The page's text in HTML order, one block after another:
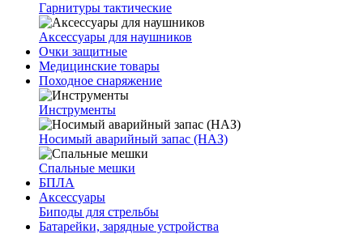
Гарнитуры тактические
Аксессуары для наушников
Очки защитные
Медицинские товары
Походное снаряжение
Инструменты
Носимый аварийный запас (НАЗ)
Спальные мешки
БПЛА
Аксессуары
Биподы для стрельбы
Батарейки, зарядные устройства